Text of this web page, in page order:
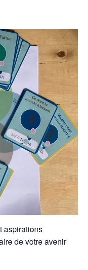
aspirations
de votre avenir